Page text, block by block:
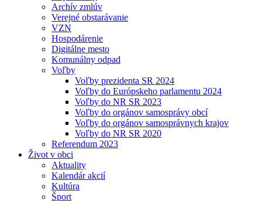
Archív zmlúv
Verejné obstarávanie
VZN
Hospodárenie
Digitálne mesto
Komunálny odpad
Voľby
Voľby prezidenta SR 2024
Voľby do Európskeho parlamentu 2024
Voľby do NR SR 2023
Voľby do orgánov samosprávy obcí
Voľby do orgánov samosprávnych krajov
Voľby do NR SR 2020
Referendum 2023
Život v obci
Aktuality
Kalendár akcií
Kultúra
Šport